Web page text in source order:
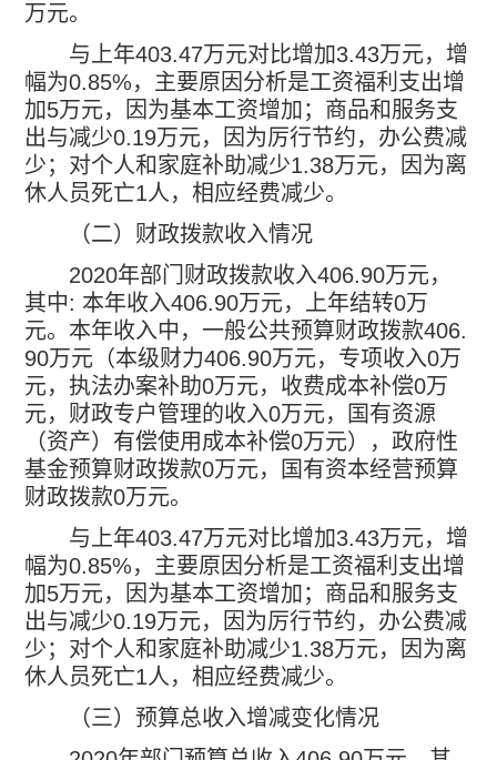
万元。
与上年403.47万元对比增加3.43万元，增
幅为0.85%，主要原因分析是工资福利支出增
加5万元，因为基本工资增加；商品和服务支
出与减少0.19万元，因为厉行节约，办公费减
少；对个人和家庭补助减少1.38万元，因为离
休人员死亡1人，相应经费减少。
（二）财政拨款收入情况
2020年部门财政拨款收入406.90万元，
其中: 本年收入406.90万元，上年结转0万
元。本年收入中，一般公共预算财政拨款406.
90万元（本级财力406.90万元，专项收入0万
元，执法办案补助0万元，收费成本补偿0万
元，财政专户管理的收入0万元，国有资源
（资产）有偿使用成本补偿0万元），政府性
基金预算财政拨款0万元，国有资本经营预算
财政拨款0万元。
与上年403.47万元对比增加3.43万元，增
幅为0.85%，主要原因分析是工资福利支出增
加5万元，因为基本工资增加；商品和服务支
出与减少0.19万元，因为厉行节约，办公费减
少；对个人和家庭补助减少1.38万元，因为离
休人员死亡1人，相应经费减少。
（三）预算总收入增减变化情况